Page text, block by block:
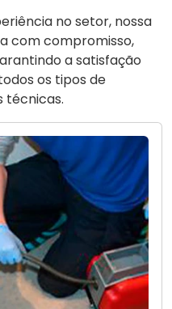
no setor, nossa
com compromisso,
a satisfação
os tipos de
técnicas.